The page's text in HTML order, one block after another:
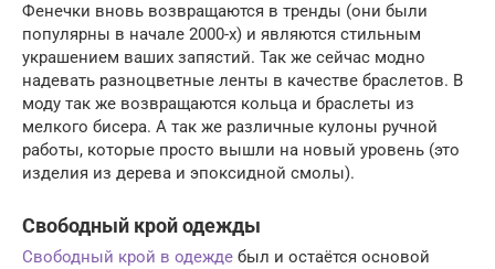
Фенечки вновь возвращаются в тренды (они были
популярны в начале 2000-х) и являются стильным
украшением ваших запястий. Так же сейчас модно
надевать разноцветные ленты в качестве браслетов. В
моду так же возвращаются кольца и браслеты из
мелкого бисера. А так же различные кулоны ручной
работы, которые просто вышли на новый уровень (это
изделия из дерева и эпоксидной смолы).
Свободный крой одежды
Свободный крой в одежде был и остаётся основой